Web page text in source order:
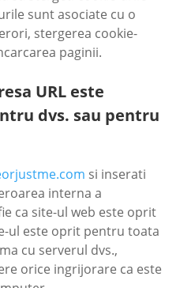
sunt asociate cu o
stergerea cookie-
paginii.
URL este
dvs. sau pentru
si inserati
interna a
ca site-ul web este oprit
ul este oprit pentru toata
cu serverul dvs.,
orice ingrijorare ca este